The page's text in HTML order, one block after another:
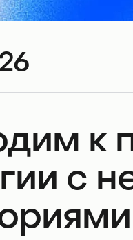
к
с